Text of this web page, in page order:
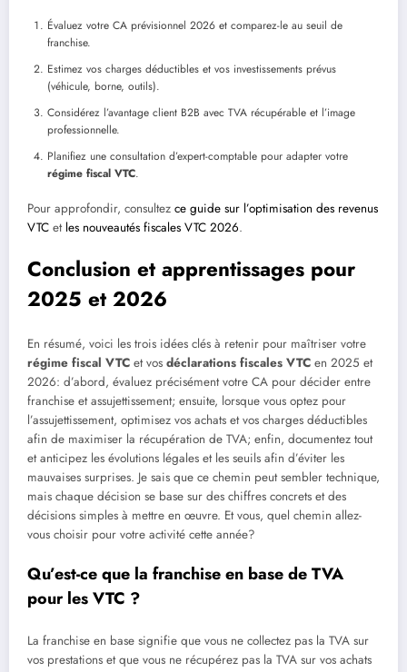
Évaluez votre CA prévisionnel 2026 et comparez-le au seuil de
franchise.
Estimez vos charges déductibles et vos investissements prévus
(véhicule, borne, outils).
Considérez l’avantage client B2B avec TVA récupérable et l’image
professionnelle.
Planifiez une consultation d’expert-comptable pour adapter votre
régime fiscal VTC.
Pour approfondir, consultez ce guide sur l’optimisation des revenus
VTC et les nouveautés fiscales VTC 2026.
Conclusion et apprentissages pour
2025 et 2026
En résumé, voici les trois idées clés à retenir pour maîtriser votre
régime fiscal VTC et vos déclarations fiscales VTC en 2025 et
2026: d’abord, évaluez précisément votre CA pour décider entre
franchise et assujettissement; ensuite, lorsque vous optez pour
l’assujettissement, optimisez vos achats et vos charges déductibles
afin de maximiser la récupération de TVA; enfin, documentez tout
et anticipez les évolutions légales et les seuils afin d’éviter les
mauvaises surprises. Je sais que ce chemin peut sembler technique,
mais chaque décision se base sur des chiffres concrets et des
décisions simples à mettre en œuvre. Et vous, quel chemin allez-
vous choisir pour votre activité cette année?
Qu’est-ce que la franchise en base de TVA
pour les VTC ?
La franchise en base signifie que vous ne collectez pas la TVA sur
vos prestations et que vous ne récupérez pas la TVA sur vos achats